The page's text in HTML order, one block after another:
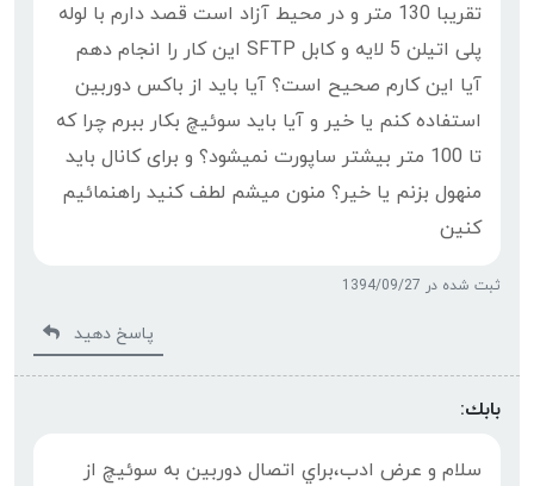
تقریبا 130 متر و در محیط آزاد است قصد دارم با لوله
پلی اتیلن 5 لایه و کابل SFTP این کار را انجام دهم
آیا این کارم صحیح است؟ آیا باید از باکس دوربین
استفاده کنم یا خیر و آیا باید سوئیچ بکار ببرم چرا که
تا 100 متر بیشتر ساپورت نمیشود؟ و برای کانال باید
منهول بزنم یا خیر؟ منون میشم لطف کنید راهنمائیم
کنین
ثبت شده در 1394/09/27
پاسخ دهید
بابك:
سلام و عرض ادب،براي اتصال دوربين به سوئيچ از